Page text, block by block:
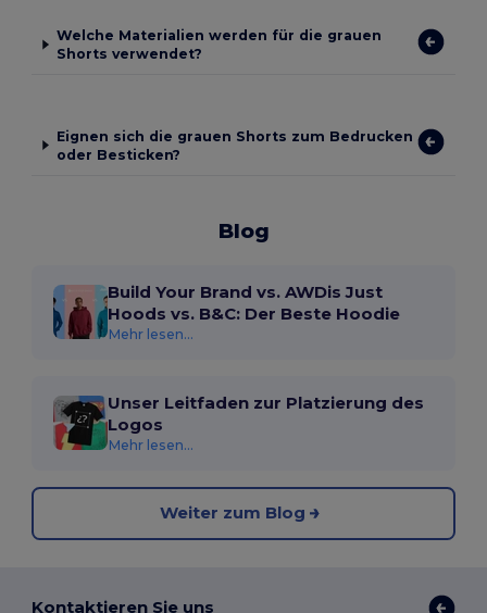
Welche Materialien werden für die grauen
Shorts verwendet?
Eignen sich die grauen Shorts zum Bedrucken
oder Besticken?
Blog
Build Your Brand vs. AWDis Just
Hoods vs. B&C: Der Beste Hoodie
Mehr lesen...
Unser Leitfaden zur Platzierung des
Logos
Mehr lesen...
Weiter zum Blog
Kontaktieren Sie uns